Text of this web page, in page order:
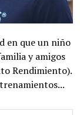
en que un niño
y amigos
Rendimiento).